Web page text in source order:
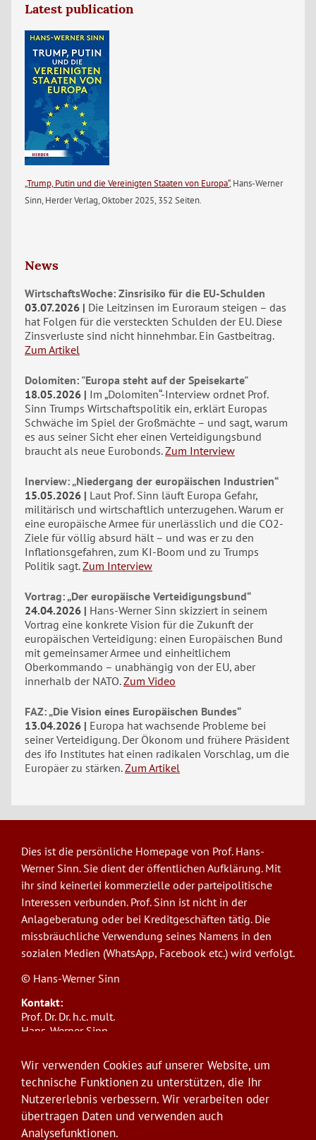
Latest publication
„Trump, Putin und die Vereinigten Staaten von Europa“, Hans-Werner
Sinn, Herder Verlag, Oktober 2025, 352 Seiten.
News
WirtschaftsWoche: Zinsrisiko für die EU-Schulden
03.07.2026
Die Leitzinsen im Euroraum steigen – das
hat Folgen für die versteckten Schulden der EU. Diese
Zinsverluste sind nicht hinnehmbar. Ein Gastbeitrag.
Zum Artikel
Dolomiten: "Europa steht auf der Speisekarte"
18.05.2026
Im „Dolomiten“-Interview ordnet Prof.
Sinn Trumps Wirtschaftspolitik ein, erklärt Europas
Schwäche im Spiel der Großmächte – und sagt, warum
es aus seiner Sicht eher einen Verteidigungsbund
braucht als neue Eurobonds. Zum Interview
Inerview: „Niedergang der europäischen Industrien“
15.05.2026
Laut Prof. Sinn läuft Europa Gefahr,
militärisch und wirtschaftlich unterzugehen. Warum er
eine europäische Armee für unerlässlich und die CO2-
Ziele für völlig absurd hält – und was er zu den
Inflationsgefahren, zum KI-Boom und zu Trumps
Politik sagt. Zum Interview
Vortrag: „Der europäische Verteidigungsbund“
24.04.2026
Hans-Werner Sinn skizziert in seinem
Vortrag eine konkrete Vision für die Zukunft der
europäischen Verteidigung: einen Europäischen Bund
mit gemeinsamer Armee und einheitlichem
Oberkommando – unabhängig von der EU, aber
innerhalb der NATO. Zum Video
FAZ: „Die Vision eines Europäischen Bundes“
13.04.2026
Europa hat wachsende Probleme bei
seiner Verteidigung. Der Ökonom und frühere Präsident
des ifo Institutes hat einen radikalen Vorschlag, um die
Europäer zu stärken. Zum Artikel
Dies ist die persönliche Homepage von Prof. Hans-
Werner Sinn. Sie dient der öffentlichen Aufklärung. Mit
ihr sind keinerlei kommerzielle oder parteipolitische
Interessen verbunden. Prof. Sinn ist nicht in der
Anlageberatung oder bei Kreditgeschäften tätig. Die
missbräuchliche Verwendung seines Namens in den
sozialen Medien (WhatsApp, Facebook etc.) wird verfolgt.
© Hans-Werner Sinn
Kontakt:
Prof. Dr. Dr. h.c. mult.
Hans-Werner Sinn,
ifo Institut
Poschingerstr. 5, 81679 München
Telefon: +49(0)89/9224-1276
E-Mail:sinn@ifo.de
Anmelden
Wir verwenden Cookies auf unserer Website, um
technische Funktionen zu unterstützen, die Ihr
Nutzererlebnis verbessern. Wir verarbeiten oder
übertragen Daten und verwenden auch
Analysefunktionen.